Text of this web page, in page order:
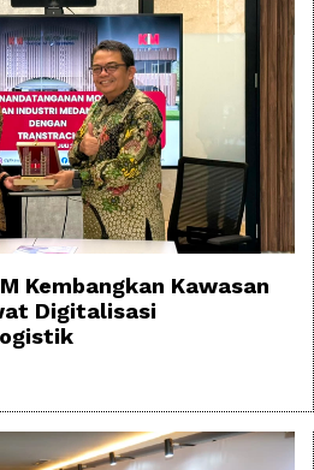
Kembangkan Kawasan
Digitalisasi